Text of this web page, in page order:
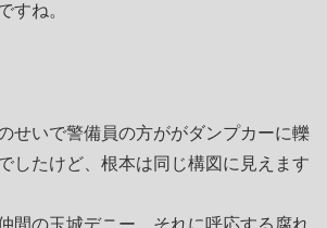
すね。
せいで警備員の方ががダンプカーに轢
したけど、根本は同じ構図に見えます
間の玉城デニー、それに呼応する腐れ